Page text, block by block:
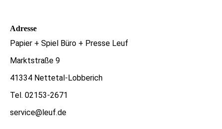
Adresse
Papier + Spiel Büro + Presse Leuf
Marktstraße 9
41334 Nettetal-Lobberich
Tel. 02153-2671
service@leuf.de